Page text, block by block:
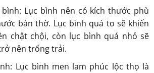
Lục bình nên có kích thước phù
bàn thờ. Lục bình quá to sẽ khiến
chật chội, còn lục bình quá nhỏ sẽ
nên trống trải.
Lục bình men lam phúc lộc thọ là